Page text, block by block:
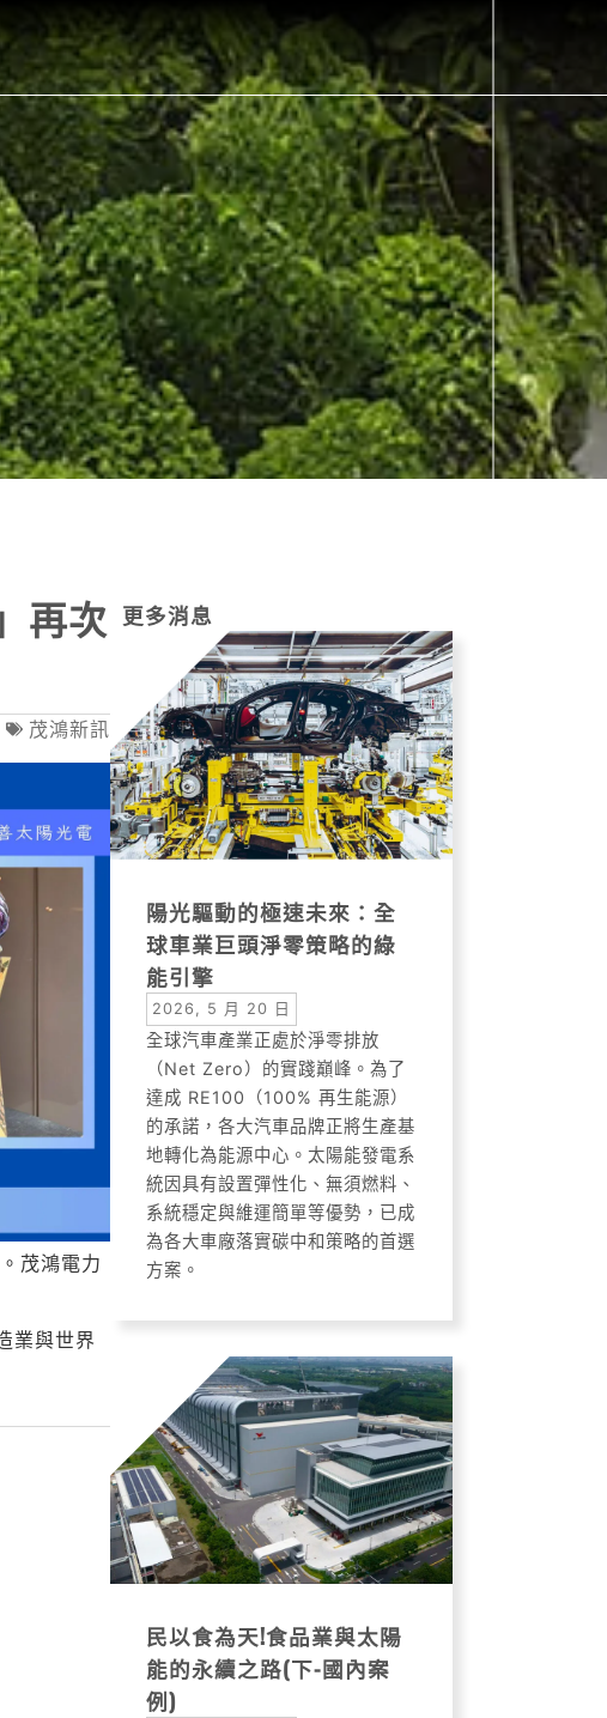
再次
茂鴻新訊
茂鴻電力
業與世界
更多消息
陽光驅動的極速未來：全
球車業巨頭淨零策略的綠
能引擎
2026, 5 月 20 日
全球汽車產業正處於淨零排放
（Net Zero）的實踐巔峰。為了
達成 RE100（100% 再生能源）
的承諾，各大汽車品牌正將生產基
地轉化為能源中心。太陽能發電系
統因具有設置彈性化、無須燃料、
系統穩定與維運簡單等優勢，已成
為各大車廠落實碳中和策略的首選
方案。
民以食為天!食品業與太陽
能的永續之路(下-國內案
例)